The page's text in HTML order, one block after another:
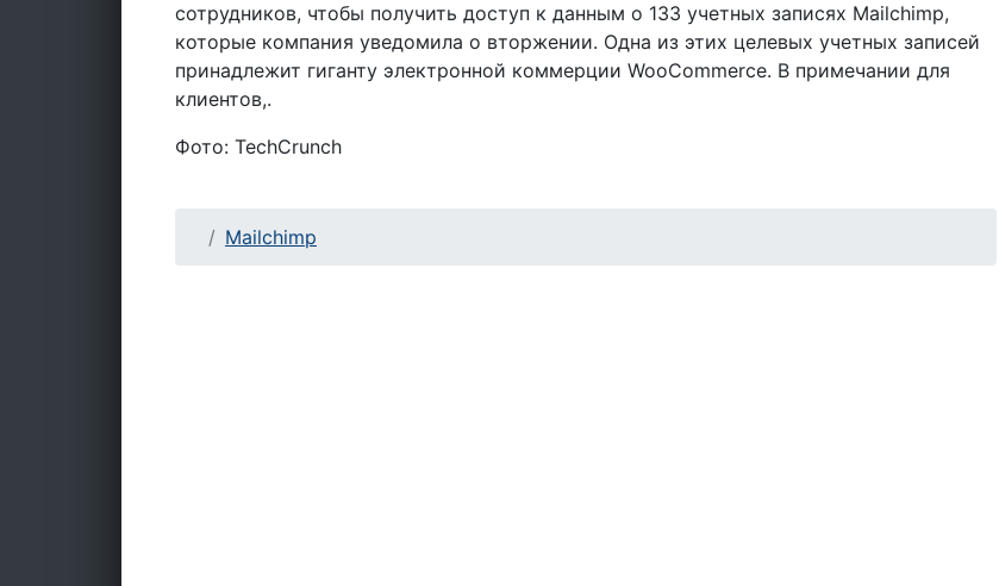
сотрудников, чтобы получить доступ к данным о 133 учетных записях Mailchimp,
которые компания уведомила о вторжении. Одна из этих целевых учетных записей
принадлежит гиганту электронной коммерции WooCommerce. В примечании для
клиентов,.
Фото: TechCrunch
Mailchimp